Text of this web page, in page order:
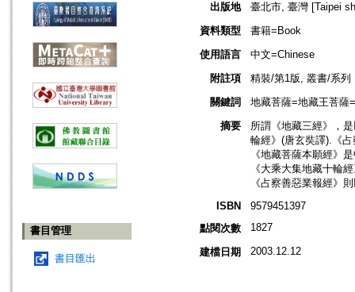
書目管理
書目匯出
出版地
臺北市, 臺灣 [Taipei
資料類型
書籍=Book
使用語言
中文=Chinese
附註項
精裝/第1版, 叢書/系列
關鍵詞
地藏菩薩=地藏王菩薩
摘要
所謂《地藏三經》，
輪經》(唐玄奘譯).《
《地藏菩薩本願經》
《大乘大集地藏十輪
《占察善惡業報經》
ISBN
9579451397
點閱次數
1827
建檔日期 2003.12.12